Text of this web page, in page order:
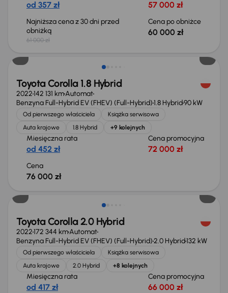
od 357 zł 57 000 zł
Najniższa cena z 30 dni przed
obniżką
61 000 zł
Cena po obniżce
60 000 zł
Możliwość odliczenia VAT
Toyota Corolla 1.8 Hybrid
2022142 131 kmAutomat
Benzyna Full-Hybrid EV (FHEV) (Full-Hybrid)1.8 Hybrid90 kW
Od pierwszego właściciela
Książka serwisowa
Auta krajowe
1.8 Hybrid +9 kolejnych
Miesięczna rata
od 452 zł
Cena promocyjna
72 000 zł
Cena
76 000 zł
Świeżo skupione
Toyota Corolla 2.0 Hybrid
2022172 344 kmAutomat
Benzyna Full-Hybrid EV (FHEV) (Full-Hybrid)2.0 Hybrid132 kW
Od pierwszego właściciela
Książka serwisowa
Auta krajowe
2.0 Hybrid +8 kolejnych
Miesięczna rata
od 417 zł
Cena promocyjna
66 000 zł